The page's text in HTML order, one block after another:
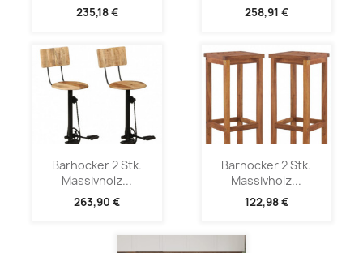
235,18 € 258,91 €
Barhocker 2 Stk.
Massivholz...
263,90 €
Barhocker 2 Stk.
Massivholz...
122,98 €